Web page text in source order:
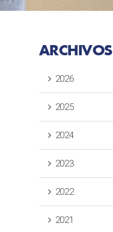
ARCHIVOS
2026
2025
2024
2023
2022
2021